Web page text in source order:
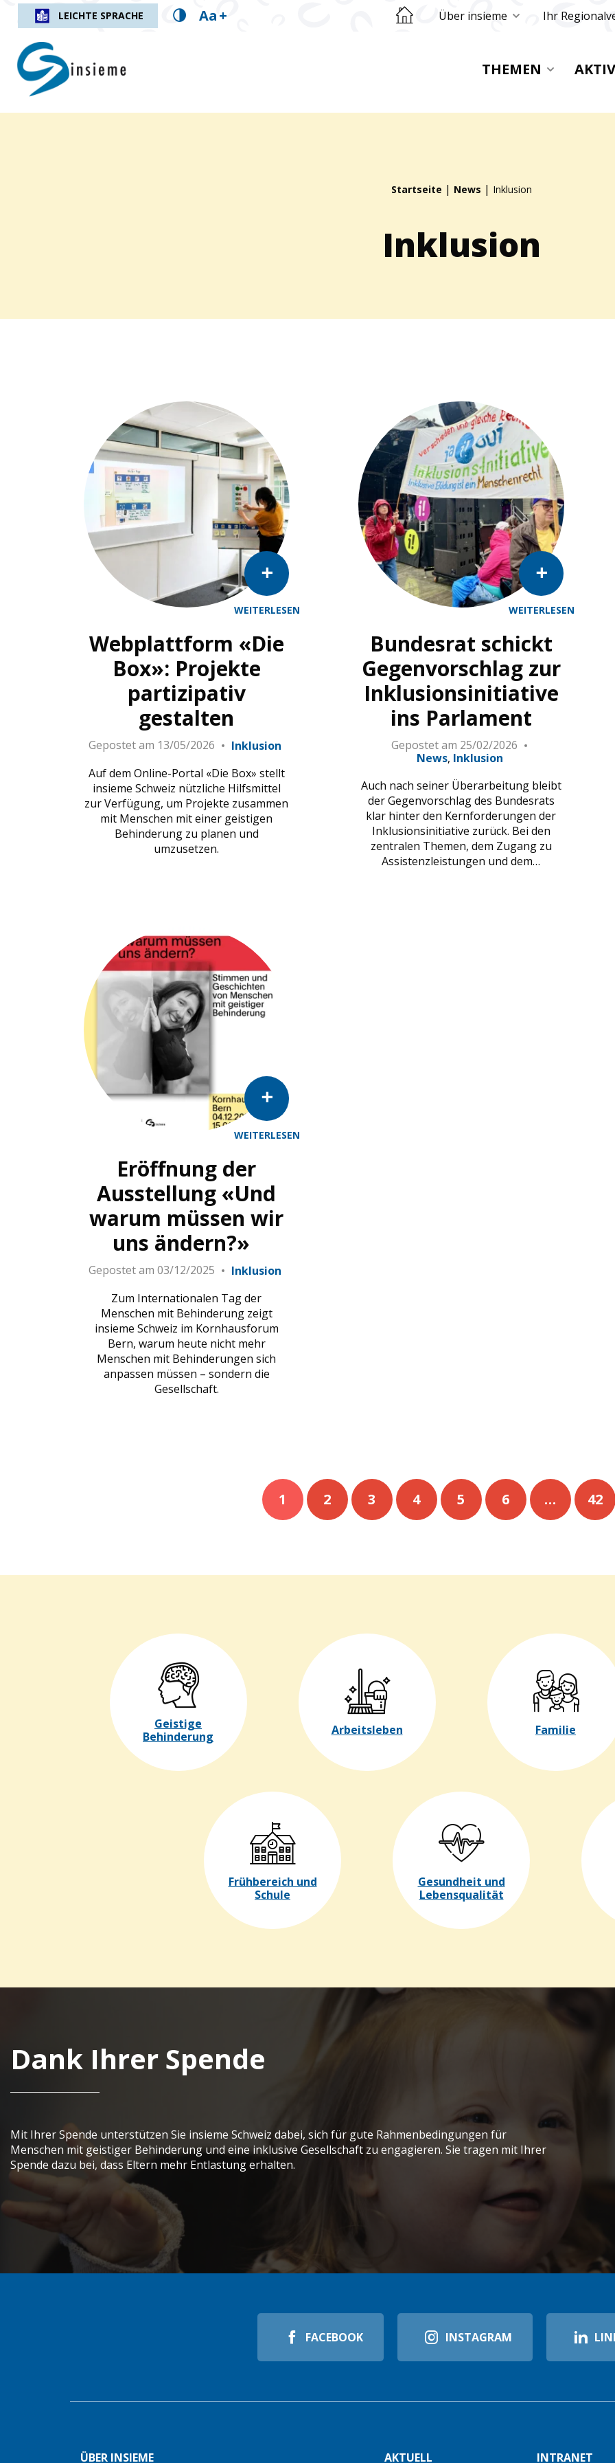
LEICHTE SPRACHE Aa+ Retourner sur la page d'accueil
Über insieme Ihr
insieme.ch
THEMEN
Startseite | News | Inklusion
Inklusion
WEITERLESEN
Webplattform «Die
Box»: Projekte
partizipativ
gestalten
Gepostet am 13/05/2026
Inklusion
Auf dem Online-Portal «Die Box» stellt
insieme Schweiz nützliche Hilfsmittel
zur Verfügung, um Projekte zusammen
mit Menschen mit einer geistigen
Behinderung zu planen und
umzusetzen.
WEITERLESEN
Bundesrat schickt
Gegenvorschlag zur
Inklusionsinitiative
ins Parlament
Gepostet am 25/02/2026
News Inklusion
Auch nach seiner Überarbeitung bleibt
der Gegenvorschlag des Bundesrats
klar hinter den Kernforderungen der
Inklusionsinitiative zurück. Bei den
zentralen Themen, dem Zugang zu
Assistenzleistungen und dem…
WEITERLESEN
Eröffnung der
Ausstellung «Und
warum müssen wir
uns ändern?»
Gepostet am 03/12/2025
Inklusion
Zum Internationalen Tag der
Menschen mit Behinderung zeigt
insieme Schweiz im Kornhausforum
Bern, warum heute nicht mehr
Menschen mit Behinderungen sich
anpassen müssen – sondern die
Gesellschaft.
1 2 3 4 5 6 … 42
Geistige
Behinderung
Arbeitsleben Familie
Frühbereich und
Schule
Gesundheit und
Lebensqualität
Dank Ihrer Spende
Mit Ihrer Spende unterstützen Sie insieme Schweiz dabei, sich für gute Rahmenbedingungen für
Menschen mit geistiger Behinderung und eine inklusive Gesellschaft zu engagieren. Sie tragen mit Ihrer
Spende dazu bei, dass Eltern mehr Entlastung erhalten.
FACEBOOK INSTAGRAM
ÜBER INSIEME AKTUELL INTRANET